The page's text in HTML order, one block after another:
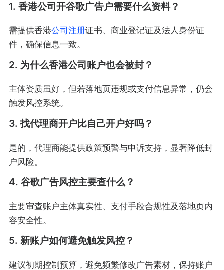
1. 香港公司开谷歌广告户需要什么资料？
需提供香港公司注册证书、商业登记证及法人身份证
件，确保信息一致。
2. 为什么香港公司账户也会被封？
主体资质虽好，但若落地页违规或支付信息异常，仍会
触发风控系统。
3. 找代理商开户比自己开户好吗？
是的，代理商能提供政策预警与申诉支持，显著降低封
户风险。
4. 谷歌广告风控主要查什么？
主要审查账户主体真实性、支付手段合规性及落地页内
容安全性。
5. 新账户如何避免触发风控？
建议初期控制预算，避免频繁修改广告素材，保持账户